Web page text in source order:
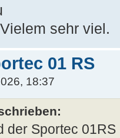
sehr viel.
01 RS
18:37
der Sportec